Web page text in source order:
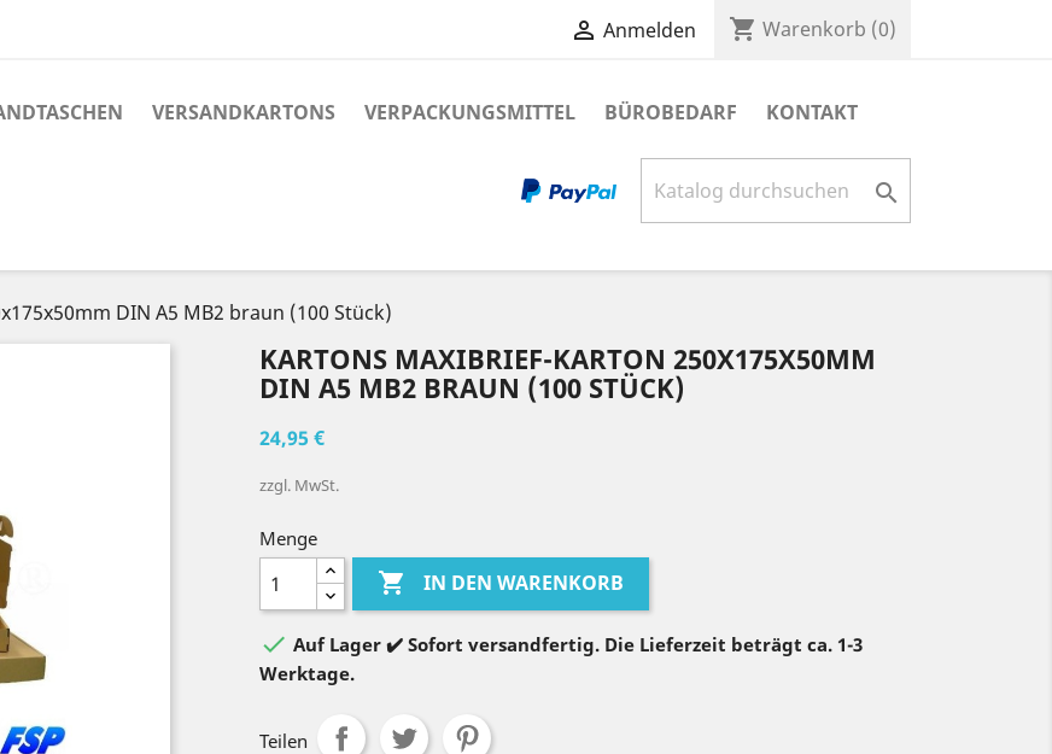
 Anmelden shopping_cart Warenkorb (0)
VERSANDKARTONS VERPACKUNGSMITTEL BÜROBEDARF KONTAKT

DIN A5 MB2 braun (100 Stück)
KARTONS MAXIBRIEF-KARTON 250X175X50MM
DIN A5 MB2 BRAUN (100 STÜCK)
24,95 €
zzgl. MwSt.
Menge
 IN DEN WARENKORB
 Auf Lager ✔️ Sofort versandfertig. Die Lieferzeit beträgt ca. 1-3
Werktage.
Teilen